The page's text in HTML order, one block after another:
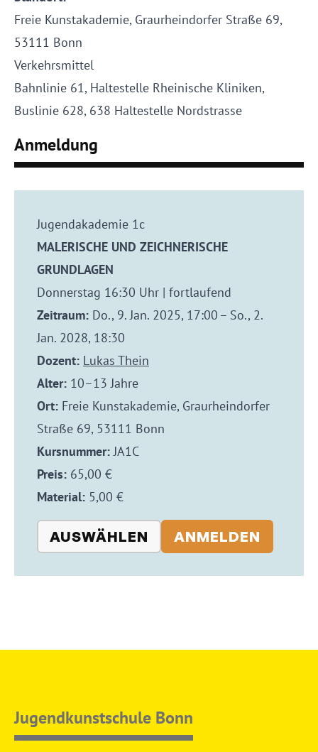
Freie Kunstakademie, Graurheindorfer Straße 69,
53111 Bonn
Verkehrsmittel
Bahnlinie 61, Haltestelle Rheinische Kliniken,
Buslinie 628, 638 Haltestelle Nordstrasse
Anmeldung
Jugendakademie 1c
MALERISCHE UND ZEICHNERISCHE
GRUNDLAGEN
Donnerstag 16:30 Uhr | fortlaufend
Zeitraum: Do., 9. Jan. 2025, 17:00 – So., 2.
Jan. 2028, 18:30
Dozent: Lukas Thein
Alter: 10–13 Jahre
Ort: Freie Kunstakademie, Graurheindorfer
Straße 69, 53111 Bonn
Kursnummer:JA1C
Preis: 65,00 €
Material: 5,00 €
AUSWÄHLEN ANMELDEN
Jugendkunstschule Bonn